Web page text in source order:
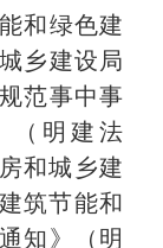
和绿色建
乡建设局
范事中事
（明建法
和城乡建
筑节能和
知》（明